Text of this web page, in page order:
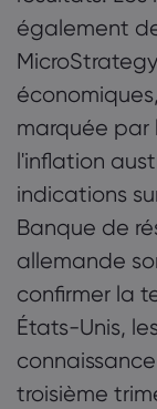
également
marquée par
l'inflation
indications
Banque de
allemande
confirmer la
États-Unis,
troisième